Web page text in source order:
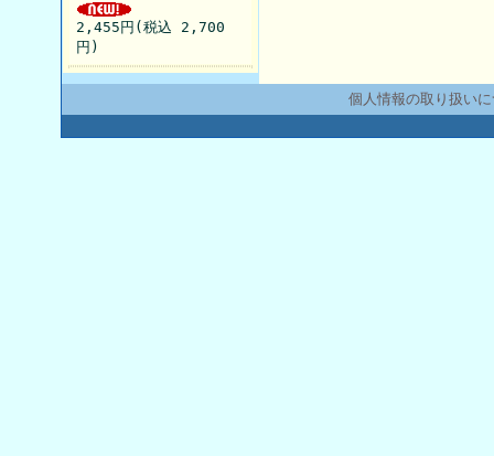
2,455円(税込 2,700
円)
個人情報の取り扱い